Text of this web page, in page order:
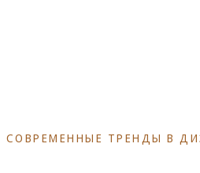
ТРЕНДЫ В